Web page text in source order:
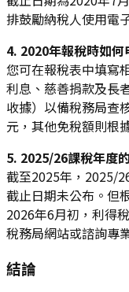
排鼓勵納稅人使用電
4. 2020年報稅時如何
您可在報稅表中填寫
利息、慈善捐款及長
收據）以備稅務局查
元，其他免稅額則根
5. 2025/26課稅年度
截至2025年，2025/
截止日期未公布。但
2026年6月初，利得
稅務局網站或諮詢專
結論